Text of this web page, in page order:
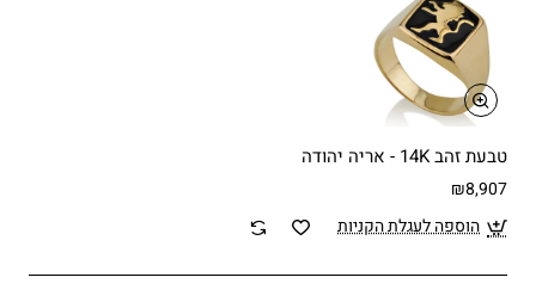
טבעת זהב 14K - אריה יהודה
₪8,907
הוספה לעגלת הקניות